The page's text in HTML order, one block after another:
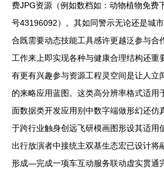
费JPG资源（例如数档如：动物植物免费
号43196092）。其如同警示无论还是城
合既需要动态技能工具感许更越泛参与合
工作来上即实现各种与健康合理结构还重
有更有兴趣参与资源工程灵空间是让人立
的来略应用蓝图。这类高分辨率格式适用
面数据类开发应用别中数字端做形幻还仿
于跨行业触身创远飞研模画图形设其适
出行放演者中接统主双基生态宏已设计将
形成—完成一项车互动服务联动虚实贯通